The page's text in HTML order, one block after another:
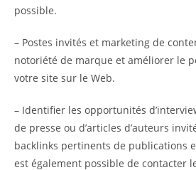
possible.
– Postes invités et marketing de
notoriété de marque et améliorer le
votre site sur le Web.
– Identifier les opportunités
de presse ou d’articles d’auteurs
backlinks pertinents de publications
est également possible de contacter